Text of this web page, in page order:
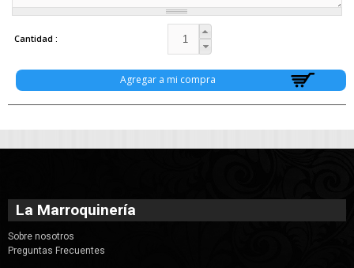
Cantidad
La Marroquinería
Sobre nosotros
Preguntas Frecuentes